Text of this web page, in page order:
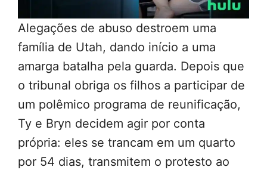
Alegações de abuso destroem uma
família de Utah, dando início a uma
amarga batalha pela guarda. Depois que
o tribunal obriga os filhos a participar de
um polêmico programa de reunificação,
Ty e Bryn decidem agir por conta
própria: eles se trancam em um quarto
por 54 dias, transmitem o protesto ao